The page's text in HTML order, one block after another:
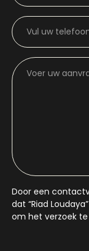
Door een
dat “Riad
om het verzoek te